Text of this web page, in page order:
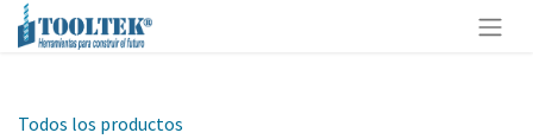
Todos los productos